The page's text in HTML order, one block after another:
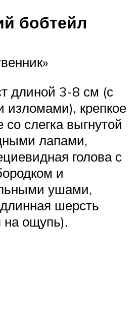
бобтейл
длиной 3-8 см (с
крепкое
слегка выгнутой
лапами,
голова с
и
ушами,
шерсть
на ощупь).